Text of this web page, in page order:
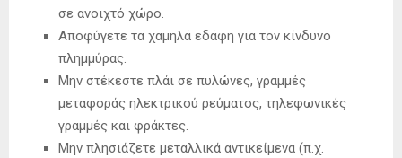
σε ανοιχτό χώρο.
Αποφύγετε τα χαμηλά εδάφη για τον κίνδυνο
πλημμύρας.
Μην στέκεστε πλάι σε πυλώνες, γραμμές
μεταφοράς ηλεκτρικού ρεύματος, τηλεφωνικές
γραμμές και φράκτες.
Μην πλησιάζετε μεταλλικά αντικείμενα (π.χ.